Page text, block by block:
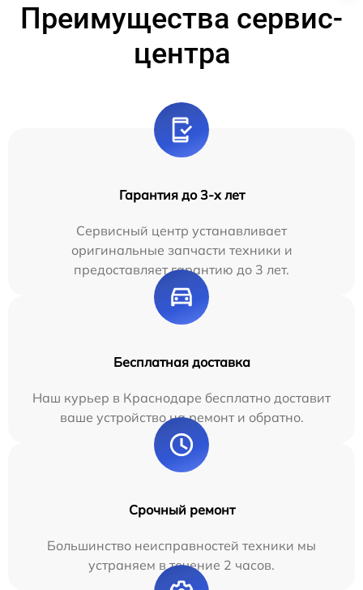
Преимущества сервис-
центра
Гарантия до 3-х лет
Сервисный центр устанавливает
оригинальные запчасти техники и
предоставляет гарантию до 3 лет.
Бесплатная доставка
Наш курьер в Краснодаре бесплатно доставит
ваше устройство на ремонт и обратно.
Срочный ремонт
Большинство неисправностей техники мы
устраняем в течение 2 часов.